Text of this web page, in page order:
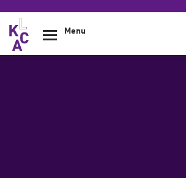
Overslaan en naar de inhoud gaan
Menu